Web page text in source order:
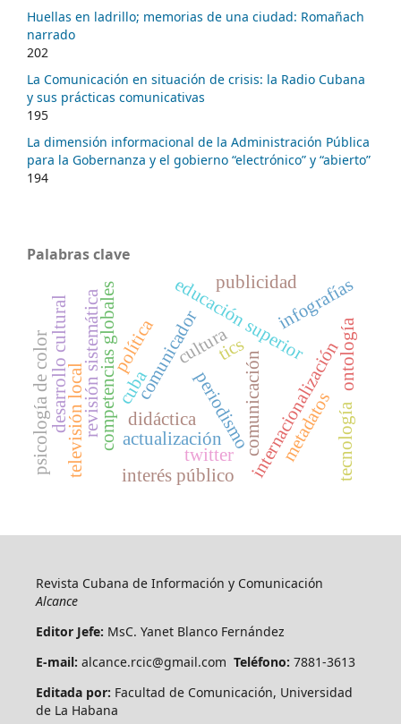
Huellas en ladrillo; memorias de una ciudad: Romañach
narrado
202
La Comunicación en situación de crisis: la Radio Cubana
y sus prácticas comunicativas
195
La dimensión informacional de la Administración Pública
para la Gobernanza y el gobierno “electrónico” y “abierto”
194
Palabras clave
cuba periodismo
actualización
política
comunicación
internacionalización
competencias globales educación superior
comunicador
publicidad
ontología
metadatos
revisión sistemática
televisión local
desarrollo cultural cultura
twitter
interés público tecnología
tics
infografías
didáctica
psicología de color
Revista Cubana de Información y Comunicación
Alcance
Editor Jefe: MsC. Yanet Blanco Fernández
E-mail: alcance.rcic@gmail.com Teléfono: 7881-3613
Editada por: Facultad de Comunicación, Universidad
de La Habana